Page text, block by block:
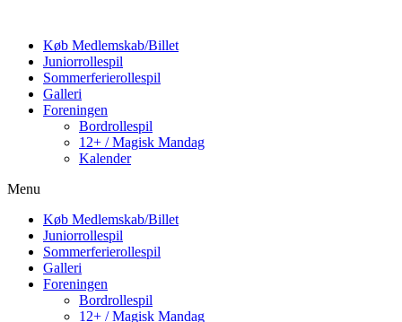
Køb Medlemskab/Billet
Juniorrollespil
Sommerferierollespil
Galleri
Foreningen
Bordrollespil
12+ / Magisk Mandag
Kalender
Menu
Køb Medlemskab/Billet
Juniorrollespil
Sommerferierollespil
Galleri
Foreningen
Bordrollespil
12+ / Magisk Mandag